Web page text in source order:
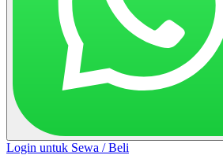
Login untuk Sewa / Beli